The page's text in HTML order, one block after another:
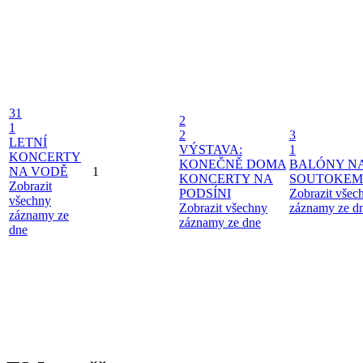
31
1
LETNÍ
KONCERTY
NA VODĚ
Zobrazit
všechny
záznamy ze
dne
1
2
2
VÝSTAVA:
KONEČNĚ DOMA
KONCERTY NA
PODSÍNI
Zobrazit všechny
záznamy ze dne
3
1
BALÓNY
SOUTOKEM
Zobrazit
záznamy ze